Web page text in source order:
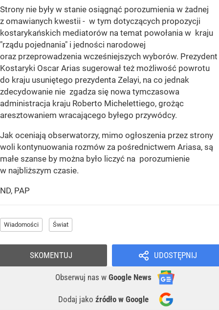
Strony nie były w stanie osiągnąć porozumienia w żadnej
z omawianych kwestii - w tym dotyczących propozycji
kostarykańskich mediatorów na temat powołania w kraju
"rządu pojednania" i jedności narodowej
oraz przeprowadzenia wcześniejszych wyborów. Prezydent
Kostaryki Oscar Arias sugerował też możliwość powrotu
do kraju usuniętego prezydenta Zelayi, na co jednak
zdecydowanie nie zgadza się nowa tymczasowa
administracja kraju Roberto Michelettiego, grożąc
aresztowaniem wracającego byłego przywódcy.
Jak oceniają obserwatorzy, mimo ogłoszenia przez strony
woli kontynuowania rozmów za pośrednictwem Ariasa, są
małe szanse by można było liczyć na porozumienie
w najbliższym czasie.
ND, PAP
Wiadomości Świat
UDOSTĘPNIJ
Obserwuj nas w Google News
Dodaj jako źródło w Google
SKOMENTUJ